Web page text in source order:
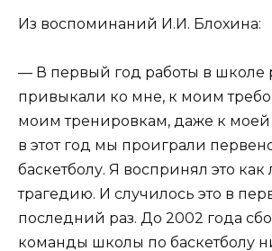
Из воспоминаний И.И. Блохина:
— В первый год работы в школе
привыкали ко мне, к моим
моим тренировкам, даже к
в этот год мы проиграли
баскетболу. Я воспринял это
трагедию. И случилось это в
последний раз. До 2002 года
команды школы по баскетболу